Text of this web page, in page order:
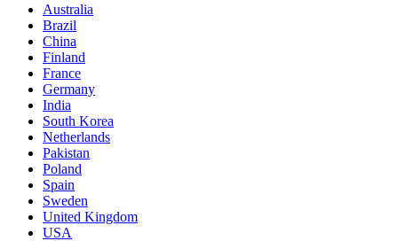
Australia
Brazil
China
Finland
France
Germany
India
South Korea
Netherlands
Pakistan
Poland
Spain
Sweden
United Kingdom
USA